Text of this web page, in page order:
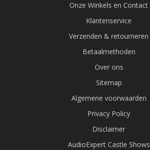
Onze Winkels en Contact
Klantenservice
Verzenden & retourneren
Betaalmethoden
Over ons
Sitemap
Algemene voorwaarden
Privacy Policy
Disclaimer
AudioExpert Castle Shows